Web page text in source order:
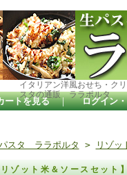
イタリアン洋風おせち・ク
スタの通販 ララポルタ
ートを見る ｜ ログイン
スタ ララポルタ > リゾッ
リゾット米＆ソースセッ